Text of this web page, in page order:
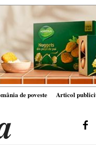
de poveste Articol